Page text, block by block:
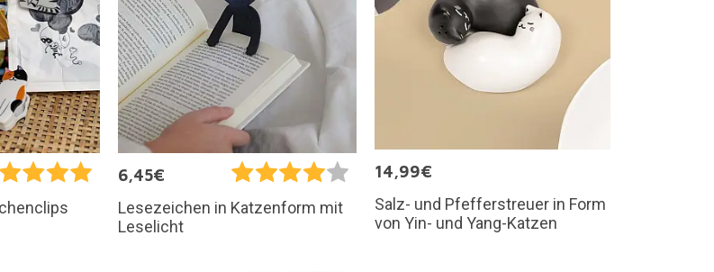
6,45€
Lesezeichen in Katzenform mit
Leselicht
14,99€
Salz- und Pfefferstreuer in Form
von Yin- und Yang-Katzen